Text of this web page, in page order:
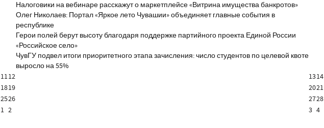
Налоговики на вебинаре расскажут о маркетплейсе «Витрина имущества банкротов»
Олег Николаев: Портал «Яркое лето Чувашии» объединяет главные события в
республике
Герои полей берут высоту благодаря поддержке партийного проекта Единой России
«Российское село»
ЧувГУ подвел итоги приоритетного этапа зачисления: число студентов по целевой квоте
выросло на 55%
1112 1314
1819 2021
2526 2728
1 2 3 4